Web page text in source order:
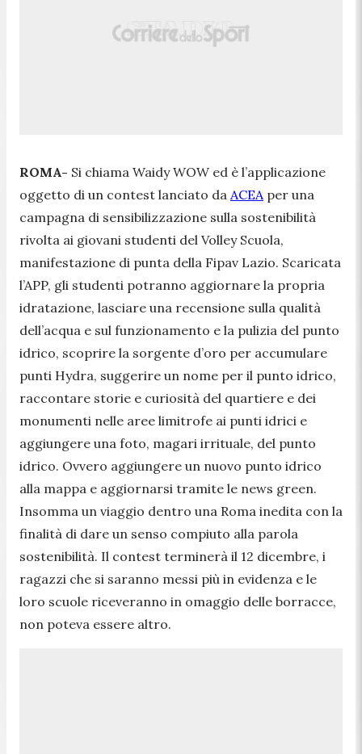
ROMA- Si chiama Waidy WOW ed è l’applicazione
oggetto di un contest lanciato da ACEA per una
campagna di sensibilizzazione sulla sostenibilità
rivolta ai giovani studenti del Volley Scuola,
manifestazione di punta della Fipav Lazio. Scaricata
l’APP, gli studenti potranno aggiornare la propria
idratazione, lasciare una recensione sulla qualità
dell’acqua e sul funzionamento e la pulizia del punto
idrico, scoprire la sorgente d’oro per accumulare
punti Hydra, suggerire un nome per il punto idrico,
raccontare storie e curiosità del quartiere e dei
monumenti nelle aree limitrofe ai punti idrici e
aggiungere una foto, magari irrituale, del punto
idrico. Ovvero aggiungere un nuovo punto idrico
alla mappa e aggiornarsi tramite le news green.
Insomma un viaggio dentro una Roma inedita con la
finalità di dare un senso compiuto alla parola
sostenibilità. Il contest terminerà il 12 dicembre, i
ragazzi che si saranno messi più in evidenza e le
loro scuole riceveranno in omaggio delle borracce,
non poteva essere altro.